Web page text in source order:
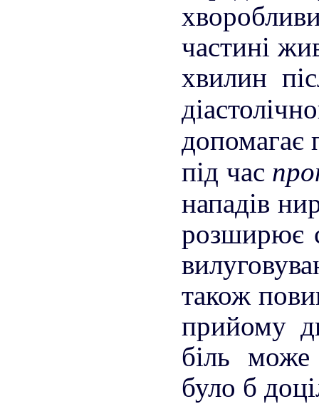
частині
хвилин
під час
нападів
розширює
також
прийому
біль
було б